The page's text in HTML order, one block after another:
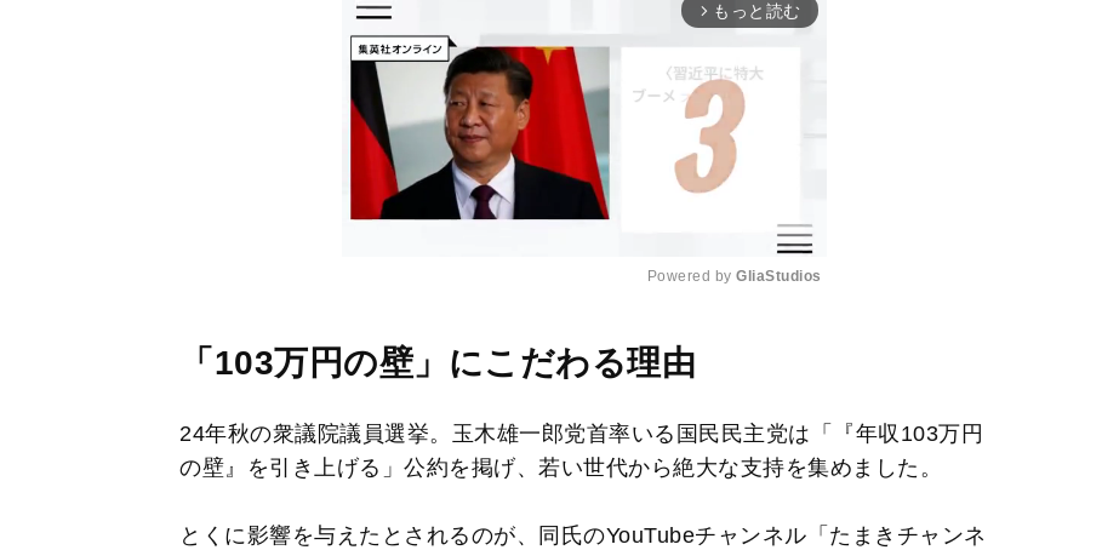
arrow_forward_ios もっと読む
e
Powered by GliaStudios
「103万円の壁」にこだわる理由
24年秋の衆議院議員選挙。玉木雄一郎党首率いる国民民主党は「『年収103万円
の壁』を引き上げる」公約を掲げ、若い世代から絶大な支持を集めました。
とくに影響を与えたとされるのが、同氏のYouTubeチャンネル「たまきチャンネ